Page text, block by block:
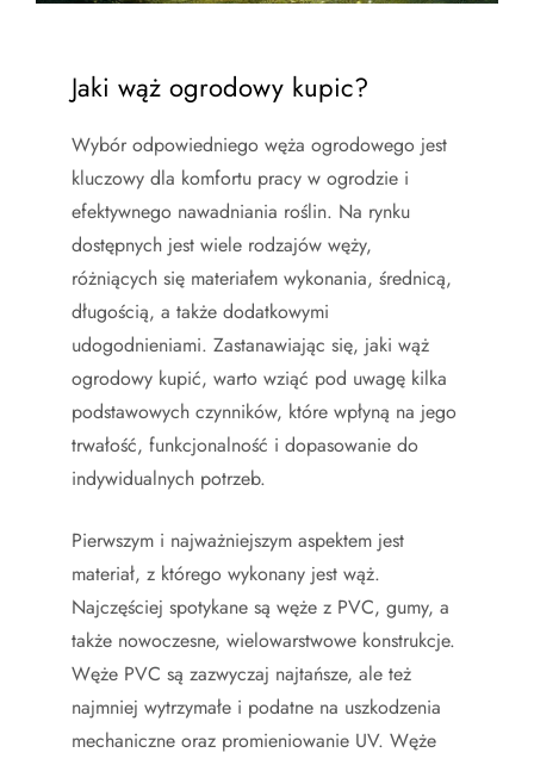
Jaki wąż ogrodowy kupic?
Wybór odpowiedniego węża ogrodowego jest
kluczowy dla komfortu pracy w ogrodzie i
efektywnego nawadniania roślin. Na rynku
dostępnych jest wiele rodzajów węży,
różniących się materiałem wykonania, średnicą,
długością, a także dodatkowymi
udogodnieniami. Zastanawiając się, jaki wąż
ogrodowy kupić, warto wziąć pod uwagę kilka
podstawowych czynników, które wpłyną na jego
trwałość, funkcjonalność i dopasowanie do
indywidualnych potrzeb.
Pierwszym i najważniejszym aspektem jest
materiał, z którego wykonany jest wąż.
Najczęściej spotykane są węże z PVC, gumy, a
także nowoczesne, wielowarstwowe konstrukcje.
Węże PVC są zazwyczaj najtańsze, ale też
najmniej wytrzymałe i podatne na uszkodzenia
mechaniczne oraz promieniowanie UV. Węże